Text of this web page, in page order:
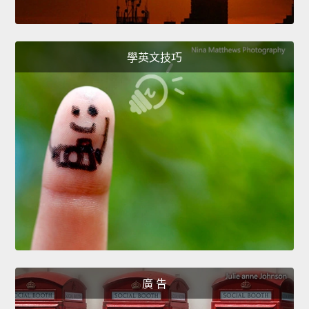
學英文技巧
廣 告